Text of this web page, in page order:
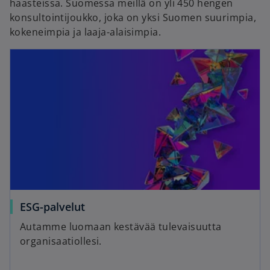
haasteissa. Suomessa meillä on yli 450 hengen
konsultointijoukko, joka on yksi Suomen suurimpia,
kokeneimpia ja laaja-alaisimpia.
ESG-palvelut
Autamme luomaan kestävää tulevaisuutta
organisaatiollesi.